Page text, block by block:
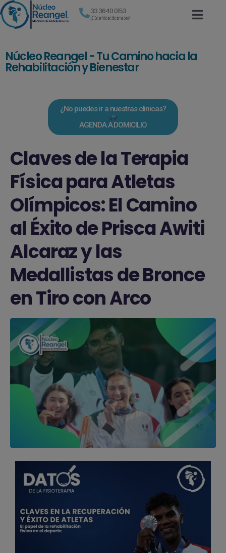
33 3640 0153
¡Contactanos!
Núcleo Reangel - Tu Camino hacia la
Rehabilitación y Bienestar
¿No puedes ir a nuestras clinicas?
AGENDA A DOMICILIO
Claves de la Terapia
Física para Atletas
Olímpicos: El Camino
al Éxito de Prisca Awiti
Alcaraz y las
Medallistas de Bronce
en Tiro con Arco